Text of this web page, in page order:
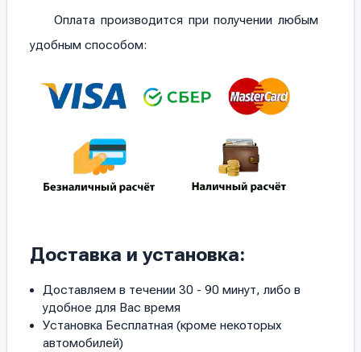
Оплата производится при получении любым
удобным способом:
Доставка и установка:
Доставляем в течении 30 - 90 минут, либо в
удобное для Вас время
Установка Бесплатная (кроме некоторых
автомобилей)